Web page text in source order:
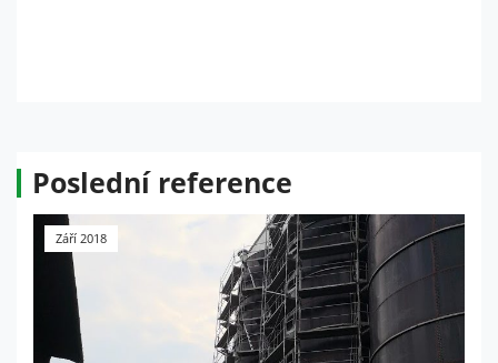
Poslední reference
Září 2018